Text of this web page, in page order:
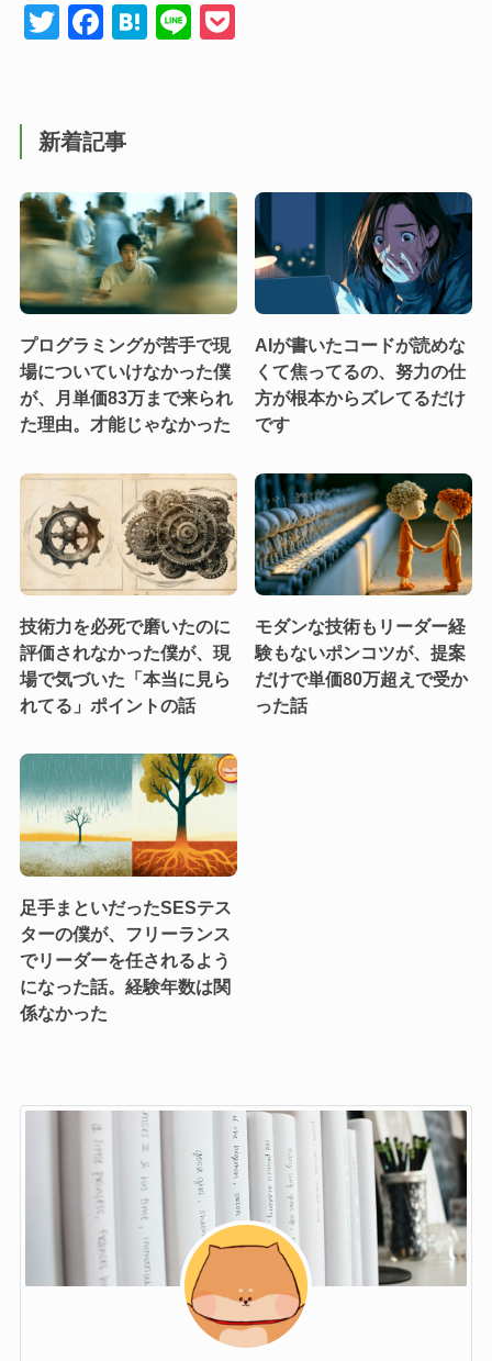
T
er
F
e
b
o
o
k
H
Li
新着記事
プログラミングが苦手で現
場についていけなかった僕
が、月単価83万まで来られ
た理由。才能じゃなかった
AIが書いたコードが読めな
くて焦ってるの、努力の仕
方が根本からズレてるだけ
です
技術力を必死で磨いたのに
評価されなかった僕が、現
場で気づいた「本当に見ら
れてる」ポイントの話
モダンな技術もリーダー経
験もないポンコツが、提案
だけで単価80万超えで受か
った話
足手まといだったSESテス
ターの僕が、フリーランス
でリーダーを任されるよう
になった話。経験年数は関
係なかった